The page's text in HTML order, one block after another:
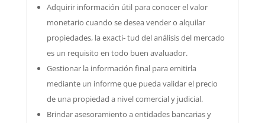
Adquirir información útil para conocer el valor
monetario cuando se desea vender o alquilar
propiedades, la exacti- tud del análisis del mercado
es un requisito en todo buen avaluador.
Gestionar la información final para emitirla
mediante un informe que pueda validar el precio
de una propiedad a nivel comercial y judicial.
Brindar asesoramiento a entidades bancarias y